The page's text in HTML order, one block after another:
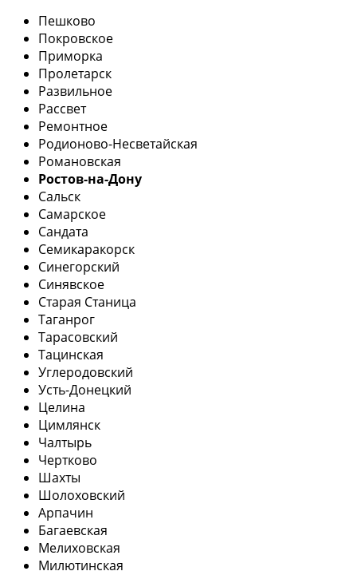
Пешково
Покровское
Приморка
Пролетарск
Развильное
Рассвет
Ремонтное
Родионово-Несветайская
Романовская
Ростов-на-Дону
Сальск
Самарское
Сандата
Семикаракорск
Синегорский
Синявское
Старая Станица
Таганрог
Тарасовский
Тацинская
Углеродовский
Усть-Донецкий
Целина
Цимлянск
Чалтырь
Чертково
Шахты
Шолоховский
Арпачин
Багаевская
Мелиховская
Милютинская